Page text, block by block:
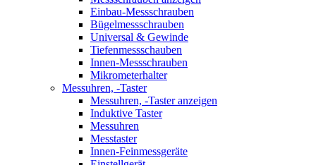
Einbau-Messschrauben
Bügelmessschrauben
Universal & Gewinde
Tiefenmessschauben
Innen-Messschrauben
Mikrometerhalter
Messuhren, -Taster
Messuhren, -Taster anzeigen
Induktive Taster
Messuhren
Messtaster
Innen-Feinmessgeräte